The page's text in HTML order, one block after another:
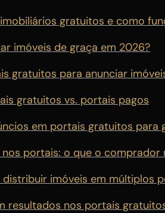
gratuitos e como
imóveis de graça em 2026?
gratuitos para anunciar
gratuitos vs. portais pagos
em portais gratuitos para
portais: o que o comprador
imóveis em múltiplos
resultados nos portais